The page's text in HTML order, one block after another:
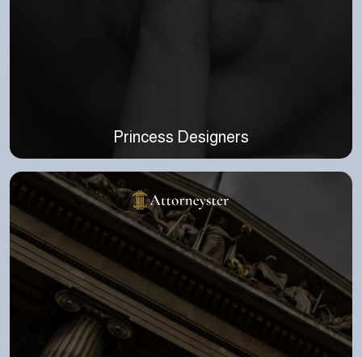
Princess Designers